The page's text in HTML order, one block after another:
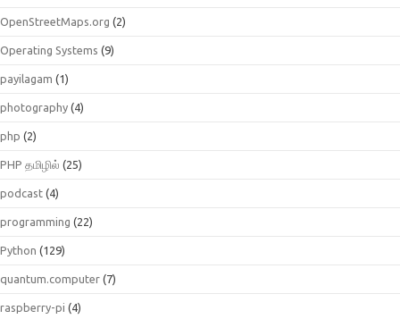
OpenStreetMaps.org (2)
Operating Systems (9)
payilagam (1)
photography (4)
php (2)
PHP தமிழில் (25)
podcast (4)
programming (22)
Python (129)
quantum.computer (7)
raspberry-pi (4)